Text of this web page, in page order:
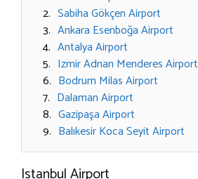
Sabiha Gökçen Airport
Ankara Esenboğa Airport
Antalya Airport
Izmir Adnan Menderes Airport
Bodrum Milas Airport
Dalaman Airport
Gazipaşa Airport
Balıkesir Koca Seyit Airport